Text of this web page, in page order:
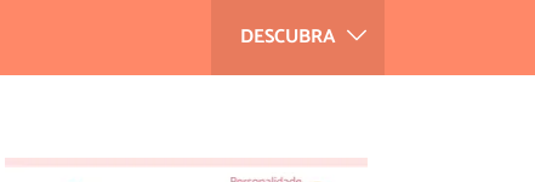
DESCUBRA